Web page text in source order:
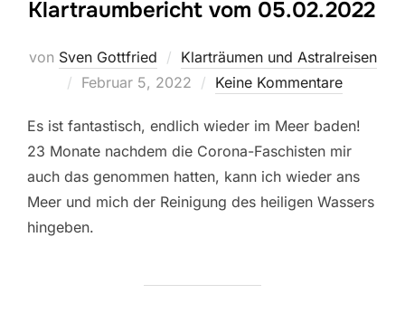
Klartraumbericht vom 05.02.2022
von Sven Gottfried
Klarträumen und Astralreisen
Veröffentlicht
Februar 5, 2022 Keine Kommentare
Es ist fantastisch, endlich wieder im Meer baden!
23 Monate nachdem die Corona-Faschisten mir
auch das genommen hatten, kann ich wieder ans
Meer und mich der Reinigung des heiligen Wassers
hingeben.